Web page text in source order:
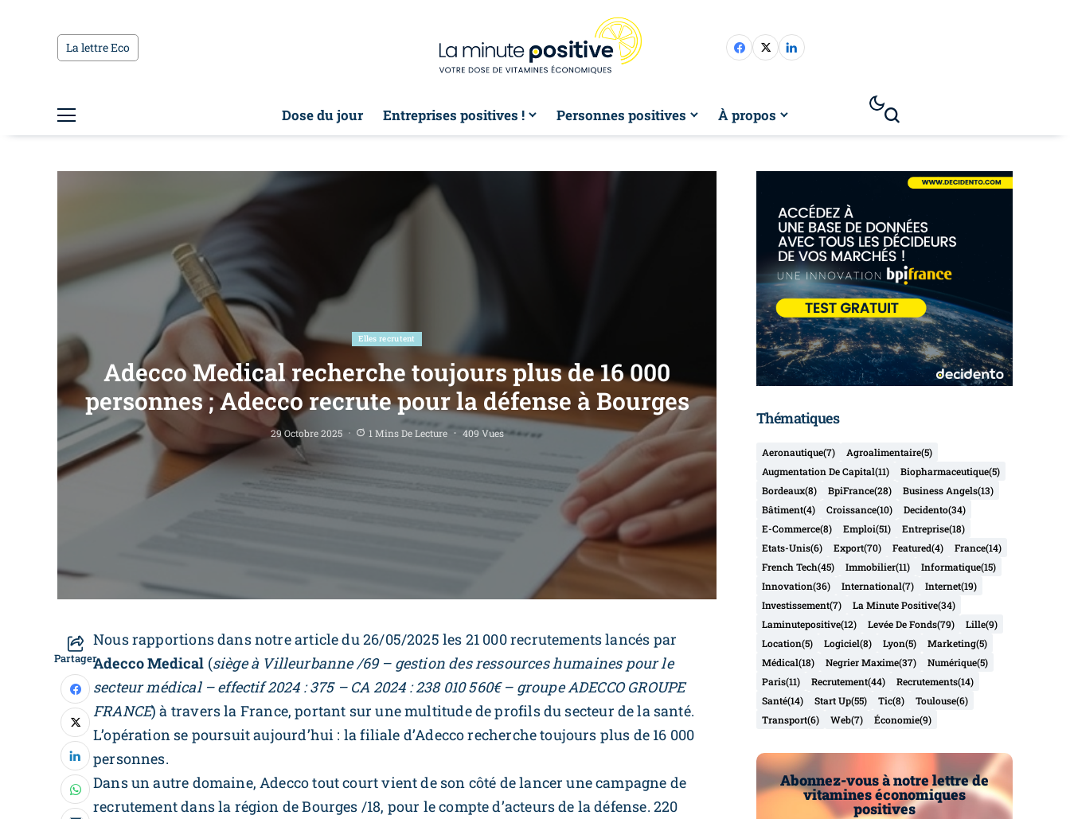
La lettre Eco
Dose du jour Entreprises positives ! Personnes positives À propos
Elles recrutent
Adecco Medical recherche toujours plus de 16 000
personnes ; Adecco recrute pour la défense à Bourges
29 Octobre 2025 1 Mins De Lecture 409 Vues
Partager
Nous rapportions dans notre article du 26/05/2025 les 21 000 recrutements lancés par
Adecco Medical (siège à Villeurbanne /69 – gestion des ressources humaines pour le
secteur médical – effectif 2024 : 375 – CA 2024 : 238 010 560€ – groupe ADECCO GROUPE
FRANCE) à travers la France, portant sur une multitude de profils du secteur de la santé.
L’opération se poursuit aujourd’hui : la filiale d’Adecco recherche toujours plus de 16 000
personnes.
Dans un autre domaine, Adecco tout court vient de son côté de lancer une campagne de
recrutement dans la région de Bourges /18, pour le compte d’acteurs de la défense. 220
Thématiques
Aeronautique(7) Agroalimentaire(5)
Augmentation De Capital(11) Biopharmaceutique(5)
Bordeaux(8) BpiFrance(28) Business Angels(13)
Bâtiment(4) Croissance(10) Decidento(34)
E-Commerce(8) Emploi(51) Entreprise(18)
Etats-Unis(6) Export(70) Featured(4) France(14)
French Tech(45) Immobilier(11) Informatique(15)
Innovation(36) International(7) Internet(19)
Investissement(7) La Minute Positive(34)
Laminutepositive(12) Levée De Fonds(79) Lille(9)
Location(5) Logiciel(8) Lyon(5) Marketing(5)
Médical(18) Negrier Maxime(37) Numérique(5)
Paris(11) Recrutement(44) Recrutements(14)
Santé(14) Start Up(55) Tic(8) Toulouse(6)
Transport(6) Web(7) Économie(9)
Abonnez-vous à notre lettre de
vitamines économiques
positives